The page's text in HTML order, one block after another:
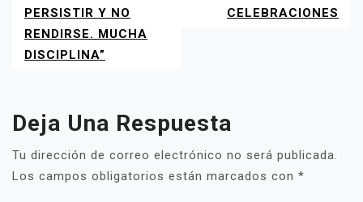
PERSISTIR Y NO
RENDIRSE. MUCHA
DISCIPLINA”
CELEBRACIONES
Deja Una Respuesta
Tu dirección de correo electrónico no será publicada.
Los campos obligatorios están marcados con *